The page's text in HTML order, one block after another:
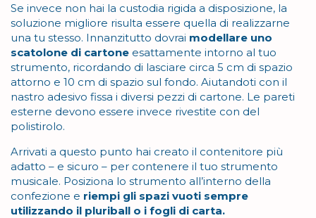
Se invece non hai la custodia rigida a disposizione, la
soluzione migliore risulta essere quella di realizzarne
una tu stesso. Innanzitutto dovrai modellare uno
scatolone di cartone esattamente intorno al tuo
strumento, ricordando di lasciare circa 5 cm di spazio
attorno e 10 cm di spazio sul fondo. Aiutandoti con il
nastro adesivo fissa i diversi pezzi di cartone. Le pareti
esterne devono essere invece rivestite con del
polistirolo.
Arrivati a questo punto hai creato il contenitore più
adatto – e sicuro – per contenere il tuo strumento
musicale. Posiziona lo strumento all’interno della
confezione e riempi gli spazi vuoti sempre
utilizzando il pluriball o i fogli di carta.